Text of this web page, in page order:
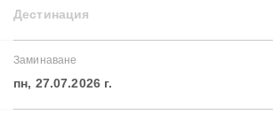
Дестинация
Заминаване
пн, 27.07.2026 г.